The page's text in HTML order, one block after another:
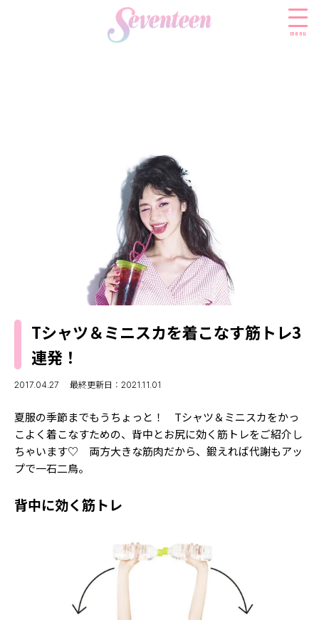
menu
ファッションニュース
ビューティニュース
ヘアアレンジ・ヘアケア
スキンケア
ボディケア
スクールニュース
学校ヘアメイク
勉強・受験・進路
ENTERTAINMENT
エンタメニュース
なにわ男子
LIFESTYLE
ライフスタイルニュース
JKランキング・アワード
モデルの購入品
おでかけ
JK TREND
MODELS
MODEL'S BLOG
TikTok
Instagram
YouTube
FORTUNE
ゲッターズ飯田
MISS SEVENTEEN
INFORMATION
Seventeen
について
Tシャツ＆ミニスカを着こなす筋トレ3
連発！
2017.04.27 最終更新日：2021.11.01
夏服の季節までもうちょっと！ Tシャツ＆ミニスカをかっ
こよく着こなすための、背中とお尻に効く筋トレをご紹介し
ちゃいます♡ 両方大きな筋肉だから、鍛えれば代謝もアッ
プで一石二鳥。
背中に効く筋トレ